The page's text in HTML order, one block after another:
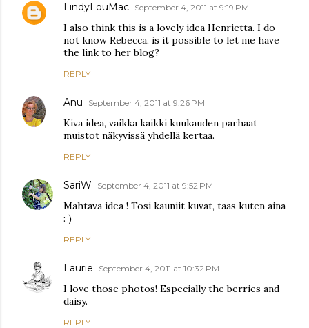
LindyLouMac September 4, 2011 at 9:19 PM
I also think this is a lovely idea Henrietta. I do
not know Rebecca, is it possible to let me have
the link to her blog?
REPLY
Anu September 4, 2011 at 9:26 PM
Kiva idea, vaikka kaikki kuukauden parhaat
muistot näkyvissä yhdellä kertaa.
REPLY
SariW September 4, 2011 at 9:52 PM
Mahtava idea ! Tosi kauniit kuvat, taas kuten aina
: )
REPLY
Laurie September 4, 2011 at 10:32 PM
I love those photos! Especially the berries and
daisy.
REPLY